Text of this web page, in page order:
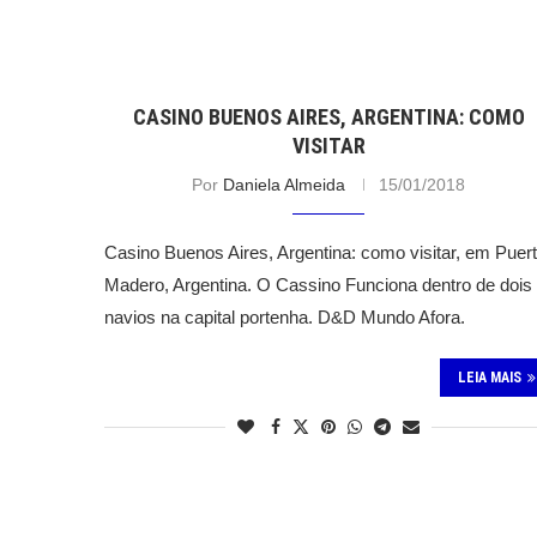
CASINO BUENOS AIRES, ARGENTINA: COMO
VISITAR
Por Daniela Almeida 15/01/2018
Casino Buenos Aires, Argentina: como visitar, em
Madero, Argentina. O Cassino Funciona dentro de dois
navios na capital portenha. D&D Mundo Afora.
LEIA MAIS